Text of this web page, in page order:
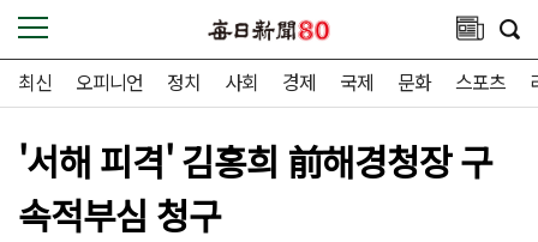
최신 오피니언 정치 사회 경제 국제 문화 스포츠
'서해 피격' 김홍희 前해경청장 구
속적부심 청구